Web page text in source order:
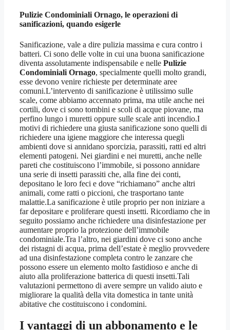
Pulizie Condominiali Ornago, le operazioni di
sanificazioni, quando esigerle
Sanificazione, vale a dire pulizia massima e cura contro i
batteri. Ci sono delle volte in cui una buona sanificazione
diventa assolutamente indispensabile e nelle Pulizie
Condominiali Ornago, specialmente quelli molto grandi,
esse devono venire richieste per determinate aree
comuni.L’intervento di sanificazione è utilissimo sulle
scale, come abbiamo accennato prima, ma utile anche nei
cortili, dove ci sono tombini e scoli di acque piovane, ma
perfino lungo i muretti oppure sulle scale anti incendio.I
motivi di richiedere una giusta sanificazione sono quelli di
richiedere una igiene maggiore che interessa quegli
ambienti dove si annidano sporcizia, parassiti, ratti ed altri
elementi patogeni. Nei giardini e nei muretti, anche nelle
pareti che costituiscono l’immobile, si possono annidare
una serie di insetti parassiti che, alla fine dei conti,
depositano le loro feci e dove “richiamano” anche altri
animali, come ratti o piccioni, che trasportano tante
malattie.La sanificazione è utile proprio per non iniziare a
far depositare e proliferare questi insetti. Ricordiamo che in
seguito possiamo anche richiedere una disinfestazione per
aumentare proprio la protezione dell’immobile
condominiale.Tra l’altro, nei giardini dove ci sono anche
dei ristagni di acqua, prima dell’estate è meglio provvedere
ad una disinfestazione completa contro le zanzare che
possono essere un elemento molto fastidioso e anche di
aiuto alla proliferazione batterica di questi insetti.Tali
valutazioni permettono di avere sempre un valido aiuto e
migliorare la qualità della vita domestica in tante unità
abitative che costituiscono i condomini.
I vantaggi di un abbonamento e le